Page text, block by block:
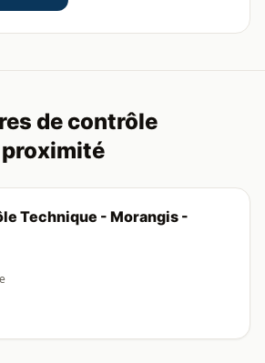
de contrôle
Technique - Morangis -